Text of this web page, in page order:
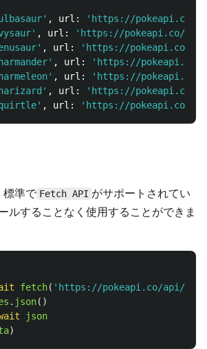
, url:
'https://pokeapi.co/
, url:
'https://pokeapi.co/api/
, url:
'https://pokeapi.co/
, url:
'https://pokeapi.co/
, url:
'https://pokeapi.co/
, url:
'https://pokeapi.co/
, url: 'https://pokeapi.co/
標準で Fetch API がサポートされてい
ルすることなく使用することができま
fetch( ' https://pokeapi.co/api/v2/
. json()
json
)